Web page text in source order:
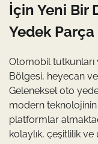
İçin Yeni Bir
Yedek Parça
Otomobil
Bölgesi, heyecan
Geleneksel oto
modern teknolojinin
platformlar
kolaylık, çeşitlilik